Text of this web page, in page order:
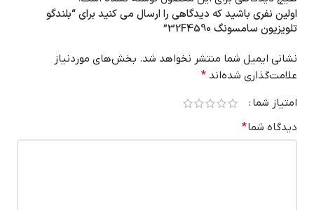
اولین نفری باشید که دیدگاهی را ارسال می کنید برای “بلندگو
تلویزیون سامسونگ 32F4590”
نشانی ایمیل شما منتشر نخواهد شد. بخش‌های موردنیاز
علامت‌گذاری شده‌اند *
امتیاز شما
دیدگاه شما*